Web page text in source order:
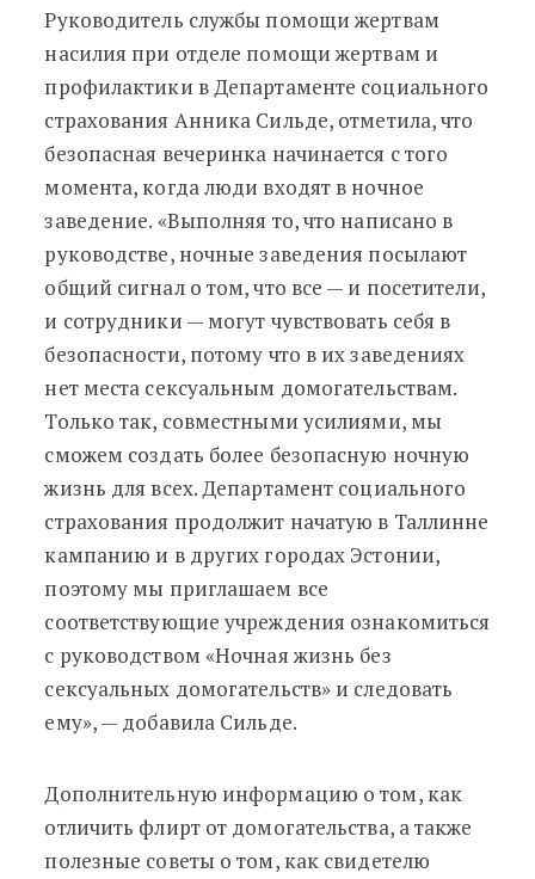
Руководитель службы помощи жертвам
насилия при отделе помощи жертвам и
профилактики в Департаменте социального
страхования Анника Сильде, отметила, что
безопасная вечеринка начинается с того
момента, когда люди входят в ночное
заведение. «Выполняя то, что написано в
руководстве, ночные заведения посылают
общий сигнал о том, что все — и посетители,
и сотрудники — могут чувствовать себя в
безопасности, потому что в их заведениях
нет места сексуальным домогательствам.
Только так, совместными усилиями, мы
сможем создать более безопасную ночную
жизнь для всех. Департамент социального
страхования продолжит начатую в Таллинне
кампанию и в других городах Эстонии,
поэтому мы приглашаем все
соответствующие учреждения ознакомиться
с руководством «Ночная жизнь без
сексуальных домогательств» и следовать
ему», — добавила Сильде.
Дополнительную информацию о том, как
отличить флирт от домогательства, а также
полезные советы о том, как свидетелю